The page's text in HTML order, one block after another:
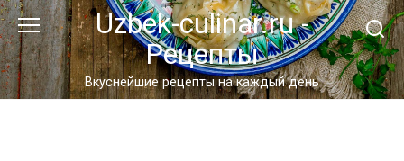
Перейти
к
контенту
Uzbek-culinar.ru -
Рецепты
Вкуснейшие рецепты на каждый день